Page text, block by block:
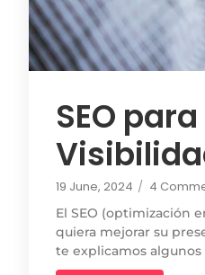
SEO
19 June, 2024 / 4
El SEO (optimización
quiera mejorar su
te explicamos algunos